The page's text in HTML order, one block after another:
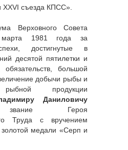
XXVI съезда КПСС».
Верховного Совета
1981 года за
достигнутые в
десятой пятилетки и
обязательств, большой
добычи рыбы и
рыбной продукции
Даниловичу
звание Героя
Труда с вручением
медали «Серп и